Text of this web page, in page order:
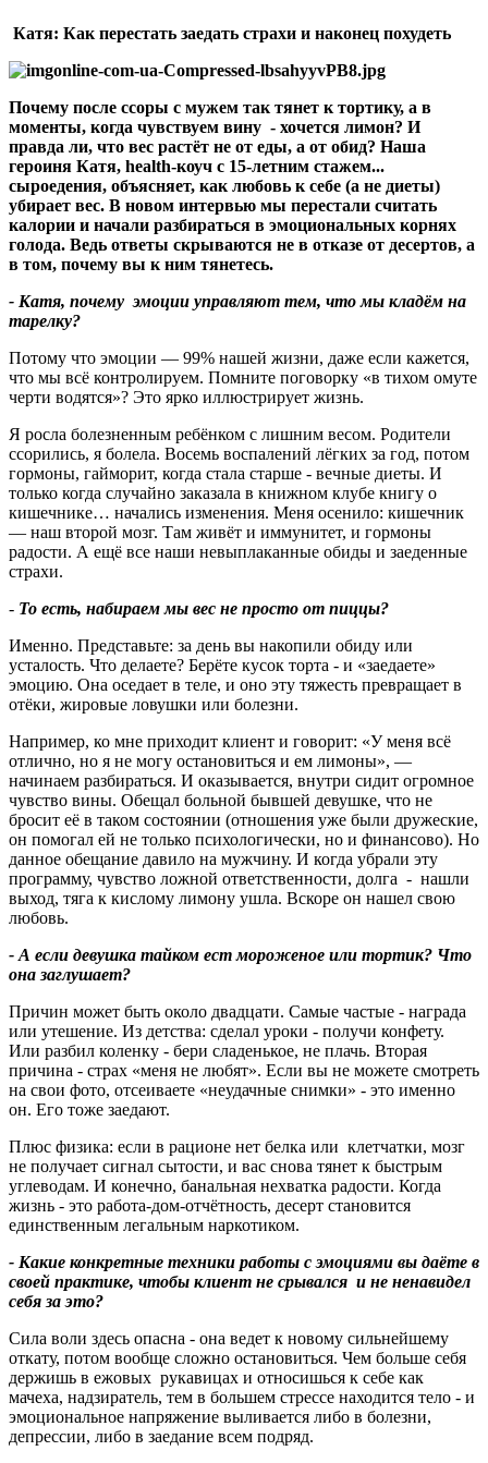
Катя: Как перестать заедать страхи и наконец похудеть
Почему после ссоры с мужем так тянет к тортику, а в
моменты, когда чувствуем вину - хочется лимон? И
правда ли, что вес растёт не от еды, а от обид? Наша
героиня Катя, health-коуч с 15-летним стажем...
сыроедения, объясняет, как любовь к себе (а не диеты)
убирает вес. В новом интервью мы перестали считать
калории и начали разбираться в эмоциональных корнях
голода. Ведь ответы скрываются не в отказе от десертов, а
в том, почему вы к ним тянетесь.
- Катя, почему эмоции управляют тем, что мы кладём на
тарелку?
Потому что эмоции — 99% нашей жизни, даже если кажется,
что мы всё контролируем. Помните поговорку «в тихом омуте
черти водятся»? Это ярко иллюстрирует жизнь.
Я росла болезненным ребёнком с лишним весом. Родители
ссорились, я болела. Восемь воспалений лёгких за год, потом
гормоны, гайморит, когда стала старше - вечные диеты. И
только когда случайно заказала в книжном клубе книгу о
кишечнике… начались изменения. Меня осенило: кишечник
— наш второй мозг. Там живёт и иммунитет, и гормоны
радости. А ещё все наши невыплаканные обиды и заеденные
страхи.
- То есть, набираем мы вес не просто от пиццы?
Именно. Представьте: за день вы накопили обиду или
усталость. Что делаете? Берёте кусок торта - и «заедаете»
эмоцию. Она оседает в теле, и оно эту тяжесть превращает в
отёки, жировые ловушки или болезни.
Например, ко мне приходит клиент и говорит: «У меня всё
отлично, но я не могу остановиться и ем лимоны», —
начинаем разбираться. И оказывается, внутри сидит огромное
чувство вины. Обещал больной бывшей девушке, что не
бросит её в таком состоянии (отношения уже были дружеские,
он помогал ей не только психологически, но и финансово). Но
данное обещание давило на мужчину. И когда убрали эту
программу, чувство ложной ответственности, долга - нашли
выход, тяга к кислому лимону ушла. Вскоре он нашел свою
любовь.
- А если девушка тайком ест мороженое или тортик? Что
она заглушает?
Причин может быть около двадцати. Самые частые - награда
или утешение. Из детства: сделал уроки - получи конфету.
Или разбил коленку - бери сладенькое, не плачь. Вторая
причина - страх «меня не любят». Если вы не можете смотреть
на свои фото, отсеиваете «неудачные снимки» - это именно
он. Его тоже заедают.
Плюс физика: если в рационе нет белка или клетчатки, мозг
не получает сигнал сытости, и вас снова тянет к быстрым
углеводам. И конечно, банальная нехватка радости. Когда
жизнь - это работа-дом-отчётность, десерт становится
единственным легальным наркотиком.
- Какие конкретные техники работы с эмоциями вы даёте в
своей практике, чтобы клиент не срывался и не ненавидел
себя за это?
Сила воли здесь опасна - она ведет к новому сильнейшему
откату, потом вообще сложно остановиться. Чем больше себя
держишь в ежовых рукавицах и относишься к себе как
мачеха, надзиратель, тем в большем стрессе находится тело - и
эмоциональное напряжение выливается либо в болезни,
депрессии, либо в заедание всем подряд.